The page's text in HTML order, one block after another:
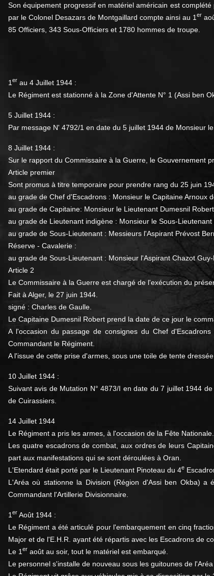
Son équipement progressif en matériel américain est
par le Colonel Desazars de Montgaillard compte ainsi au 1 er
85 Officiers, 343 Sous-Officiers et 1780 hommes de troupe.
1 er au 4 Juillet 1944 :
Le Régiment est stationné à la Zone d'Attente N° 1 (Assi ben
5 Juillet 1944 :
Par message N' 4792/1 en date du 5 juillet 1944 de Monsieur
8 Juillet 1944 :
Sur le rapport du Commissaire à la Guerre, le Gouvernement
Article premier
Sont promus à titre temporaire pour prendre rang du 25 juin
au grade de Chef d'Escadrons : Monsieur le Capitaine Arnoux
au grade de Capitaine: Monsieur le Lieutenant Dumesnil
au grade de Lieutenant indigène : Monsieur le Sous-
au grade de Sous-Lieutenant : Messieurs l'Aspirant Prévost
Réserve - Cavalerie :
au grade de Sous-Lieutenant : Monsieur l'Aspirant Chazot Guy-
Article 2
Le Commissaire à la Guerre est chargé de l'exécution du
Fait à Alger, le 27 juin 1944.
signé : Charles de Gaulle.
Le Capitaine Dumesnil Robert prend la date de ce jour le
A l'occasion du passage de consignes du Chef
Commandant le Régiment.
A l'issue de cette prise d'armes, sous une toile de tente
10 Juillet 1944 :
Suivant avis de Mutation N° 4873/I en date du 7 juillet 1944
de Cuirassiers.
14 Juillet 1944
Le Régiment a pris les armes, à l'occasion de la Fête
Les quatre escadrons de combat, aux ordres de leurs
part aux manifestations qui se sont déroulées à Oran.
L'Etendard était porté par le Lieutenant Pinoteau du 4e
L'Aréa où stationne la Division (Région d'Assi ben Okba)
Commandant l'Artillerie Divisionnaire.
1 er Août 1944 :
Le Régiment a été articulé pour l'embarquement en cinq
Major et de l'E.H.R. ayant été répartis avec les Escadrons de
Le 1 er août au soir, tout le matériel est embarqué.
Le personnel s'installe de nouveau sous les guitounes de l'Aréa